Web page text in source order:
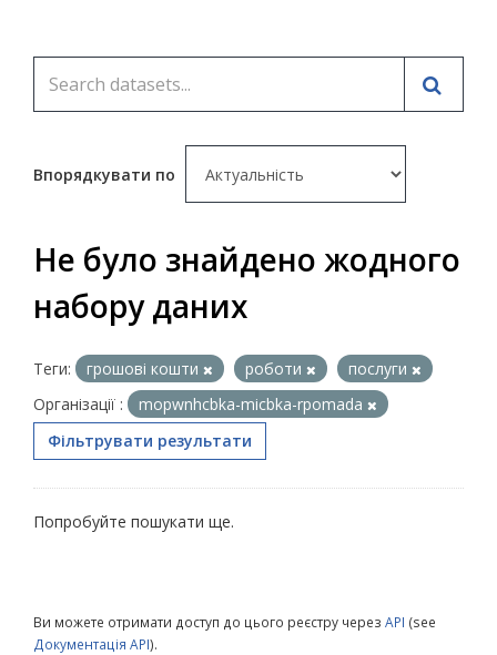
Впорядкувати по
Не було знайдено жодного
набору даних
Теги: грошові кошти роботи
послуги
Організації :
mopwnhcbka-micbka-rpomada
Фільтрувати результати
Попробуйте пошукати ще.
Ви можете отримати доступ до цього реєстру через API (see
Документація API).